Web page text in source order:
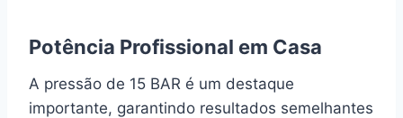
Potência Profissional em Casa
A pressão de 15 BAR é um destaque
importante, garantindo resultados semelhantes